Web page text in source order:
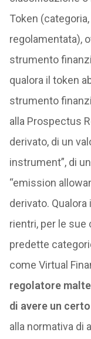
Token
regolamentata),
strumento
qualora il token
strumento
alla Prospectus
derivato, di un
instrument”, di
“emission
derivato.
rientri, per le
predette
come Virtual
regolatore
di avere un
alla normativa di